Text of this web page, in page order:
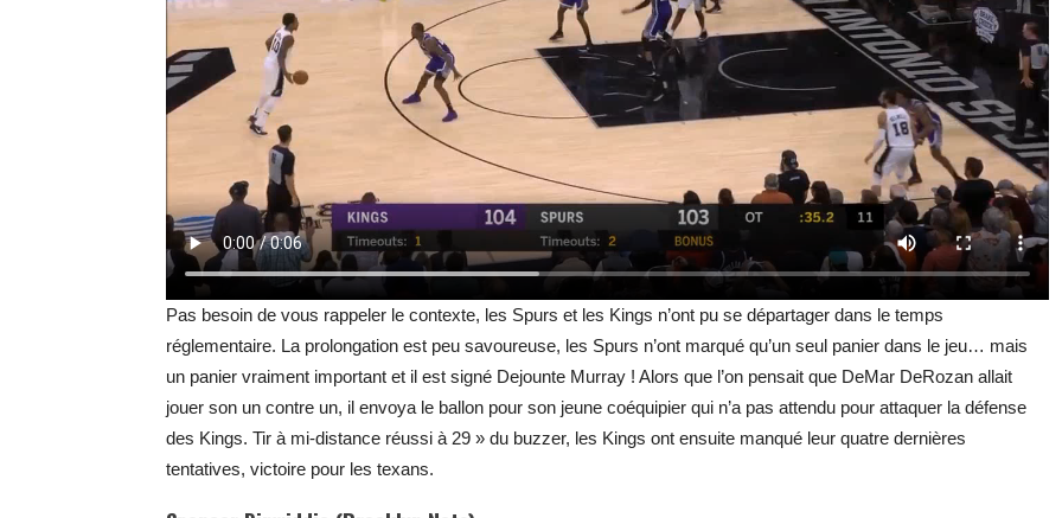
Pas besoin de vous rappeler le contexte, les Spurs et les Kings n’ont pu se départager dans le temps
réglementaire. La prolongation est peu savoureuse, les Spurs n’ont marqué qu’un seul panier dans le jeu… mais
un panier vraiment important et il est signé Dejounte Murray ! Alors que l’on pensait que DeMar DeRozan allait
jouer son un contre un, il envoya le ballon pour son jeune coéquipier qui n’a pas attendu pour attaquer la défense
des Kings. Tir à mi-distance réussi à 29 » du buzzer, les Kings ont ensuite manqué leur quatre dernières
tentatives, victoire pour les texans.